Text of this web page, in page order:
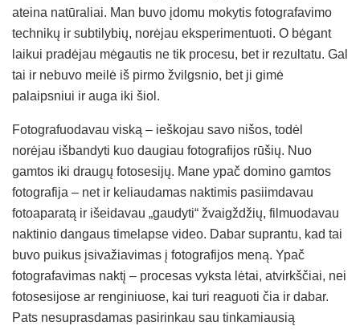
ateina natūraliai. Man buvo įdomu mokytis fotografavimo
technikų ir subtilybių, norėjau eksperimentuoti. O bėgant
laikui pradėjau mėgautis ne tik procesu, bet ir rezultatu. Gal
tai ir nebuvo meilė iš pirmo žvilgsnio, bet ji gimė
palaipsniui ir auga iki šiol.
Fotografuodavau viską – ieškojau savo nišos, todėl
norėjau išbandyti kuo daugiau fotografijos rūšių. Nuo
gamtos iki draugų fotosesijų. Mane ypač domino gamtos
fotografija – net ir keliaudamas naktimis pasiimdavau
fotoaparatą ir išeidavau „gaudyti“ žvaigždžių, filmuodavau
naktinio dangaus timelapse video. Dabar suprantu, kad tai
buvo puikus įsivažiavimas į fotografijos meną. Ypač
fotografavimas naktį – procesas vyksta lėtai, atvirkščiai, nei
fotosesijose ar renginiuose, kai turi reaguoti čia ir dabar.
Pats nesuprasdamas pasirinkau sau tinkamiausią